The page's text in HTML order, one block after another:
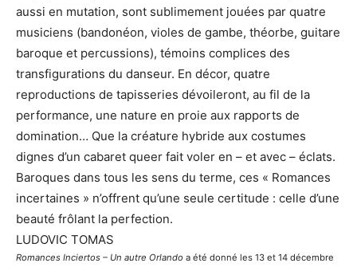
aussi en mutation, sont sublimement jouées par quatre
musiciens (bandonéon, violes de gambe, théorbe, guitare
baroque et percussions), témoins complices des
transfigurations du danseur. En décor, quatre
reproductions de tapisseries dévoileront, au fil de la
performance, une nature en proie aux rapports de
domination… Que la créature hybride aux costumes
dignes d’un cabaret queer fait voler en – et avec – éclats.
Baroques dans tous les sens du terme, ces « Romances
incertaines » n’offrent qu’une seule certitude : celle d’une
beauté frôlant la perfection.
LUDOVIC TOMAS
Romances Inciertos – Un autre Orlando a été donné les 13 et 14 décembre